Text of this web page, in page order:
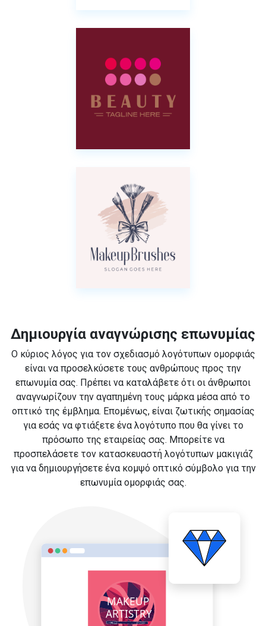
Δημιουργία αναγνώρισης επωνυμίας
Ο κύριος λόγος για τον σχεδιασμό λογότυπων ομορφιάς
είναι να προσελκύσετε τους ανθρώπους προς την
επωνυμία σας. Πρέπει να καταλάβετε ότι οι άνθρωποι
αναγνωρίζουν την αγαπημένη τους μάρκα μέσα από το
οπτικό της έμβλημα. Επομένως, είναι ζωτικής σημασίας
για εσάς να φτιάξετε ένα λογότυπο που θα γίνει το
πρόσωπο της εταιρείας σας. Μπορείτε να
προσπελάσετε τον κατασκευαστή λογότυπων μακιγιάζ
για να δημιουργήσετε ένα κομψό οπτικό σύμβολο για την
επωνυμία ομορφιάς σας.